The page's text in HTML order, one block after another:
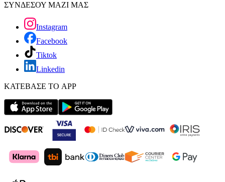
ΣΥΝΔΕΣΟΥ ΜΑΖΙ ΜΑΣ
Instagram
Facebook
Tiktok
Linkedin
ΚΑΤΕΒΑΣΕ ΤΟ APP